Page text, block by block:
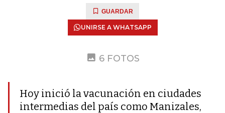
GUARDAR
UNIRSE A WHATSAPP
6 FOTOS
Hoy inició la vacunación en ciudades
intermedias del país como Manizales,